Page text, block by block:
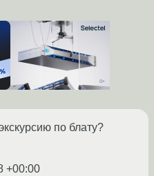
по блату?
+00:00